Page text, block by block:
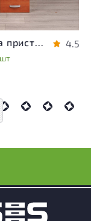
износа
Тумба приставная Berlin ДСП Орех Россия 4.5